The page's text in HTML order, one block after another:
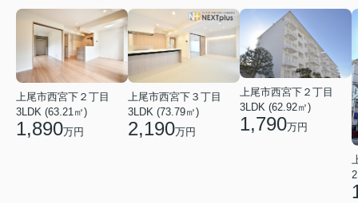
上尾市西宮下２丁目
3LDK (63.21㎡)
1,890万円
上尾市西宮下３丁目
3LDK (73.79㎡)
2,190万円
上尾市西宮下２丁目
3LDK (62.92㎡)
1,790万円